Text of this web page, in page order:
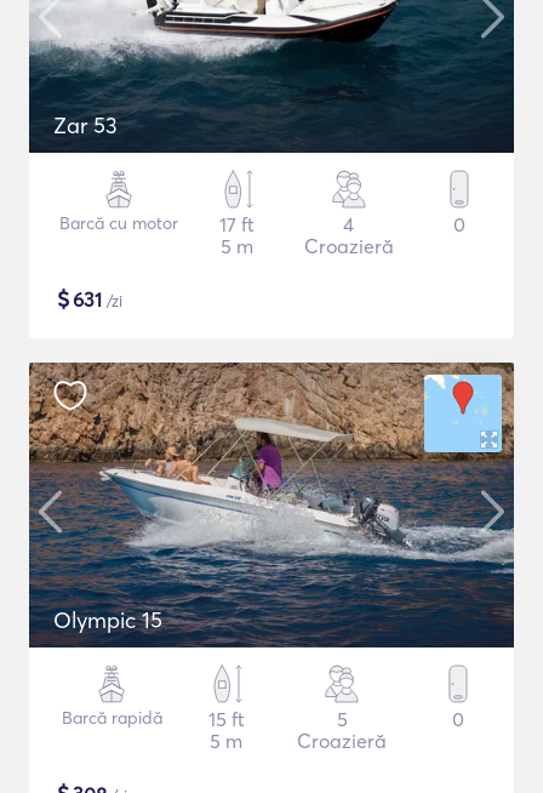
Zar 53
Barcă cu motor
17 ft
5 m
4
Croazieră
0
$631 /zi
Olympic 15
Barcă rapidă
15 ft
5 m
5
Croazieră
0